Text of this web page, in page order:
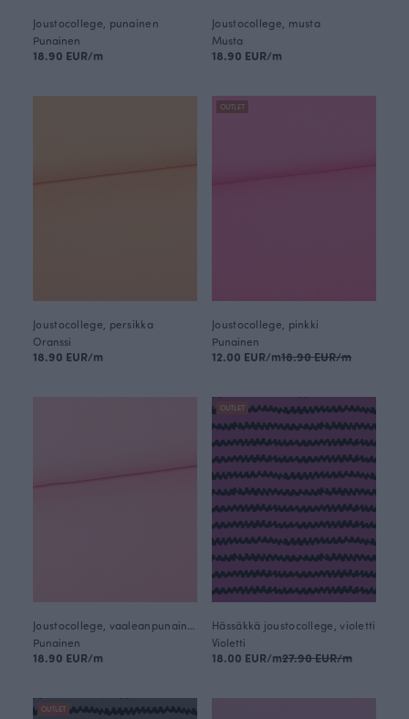
Joustocollege, punainen
Punainen
18.90 EUR/m
Joustocollege, musta
Musta
18.90 EUR/m
Joustocollege, persikka
Oranssi
18.90 EUR/m
OUTLET
Joustocollege, pinkki
Punainen
12.00 EUR/m18.90 EUR/m
Punainen
18.90 EUR/m
OUTLET
Hässäkkä joustocollege, violetti
Violetti
18.00 EUR/m27.90 EUR/m
OUTLET